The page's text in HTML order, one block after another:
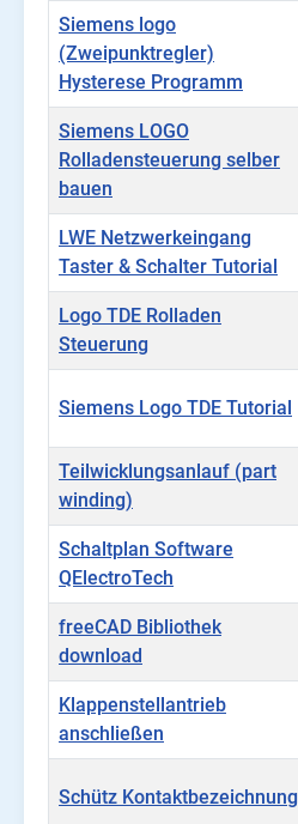
Siemens logo
(Zweipunktregler)
Hysterese Programm
Siemens LOGO
Rolladensteuerung selber
bauen
LWE Netzwerkeingang
Taster & Schalter Tutorial
Logo TDE Rolladen
Steuerung
Siemens Logo TDE Tutorial
Teilwicklungsanlauf (part
winding)
Schaltplan Software
QElectroTech
freeCAD Bibliothek
download
Klappenstellantrieb
anschließen
Schütz Kontaktbezeichnung